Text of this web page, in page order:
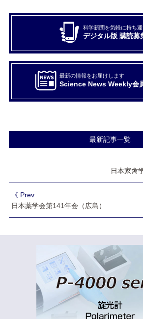
科学新聞を気軽に持ち
デジタル版 購読募
最新の情報をお届けします
Science News Weekly会
最新記事一覧
日本家禽
《 Prev
日本薬学会第141年会（広島）